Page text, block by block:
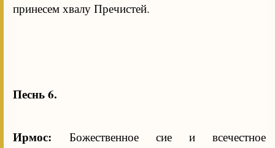
принесем хвалу Пречистей.
Песнь 6.
Ирмос: Божественное сие и всечестное